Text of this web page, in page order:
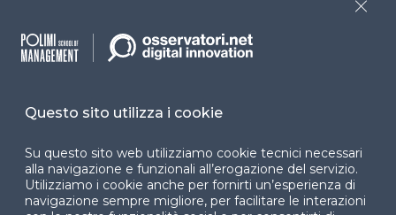
Facebook LinkedIn
Questo sito utilizza i cookie
Su questo sito web utilizziamo cookie tecnici necessari
alla navigazione e funzionali all’erogazione del servizio.
Utilizziamo i cookie anche per fornirti un’esperienza di
navigazione sempre migliore, per facilitare le interazioni